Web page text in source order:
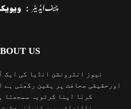
US
نیوز انٹرونشن انڈیا کی ایک
اورحقیقی صحافت پر یقین رکھتی ہے
کرنا اپنا کرتویہ سمجھتا